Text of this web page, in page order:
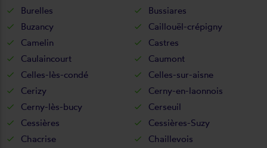
Burelles
Bussiares
Buzancy
Caillouël-crépigny
Camelin
Castres
Caulaincourt
Caumont
Celles-lès-condé
Celles-sur-aisne
Cerizy
Cerny-en-laonnois
Cerny-lès-bucy
Cerseuil
Cessières
Cessières-Suzy
Chacrise
Chaillevois